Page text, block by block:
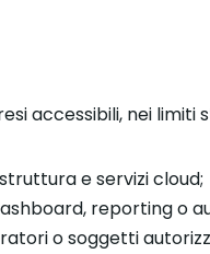
accessibili, nei limiti
e servizi cloud;
reporting o
o soggetti